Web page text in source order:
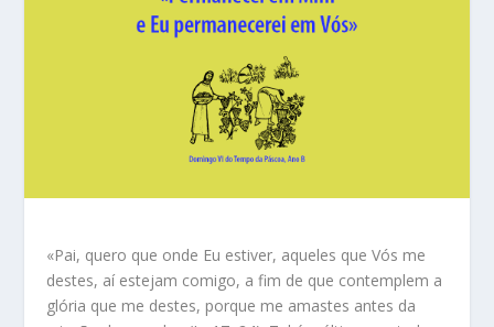
«Pai, quero que onde Eu estiver, aqueles que Vós me
destes, aí estejam comigo, a fim de que contemplem a
glória que me destes, porque me amastes antes da